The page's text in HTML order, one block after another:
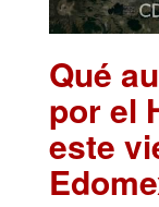
Qué
por el
este